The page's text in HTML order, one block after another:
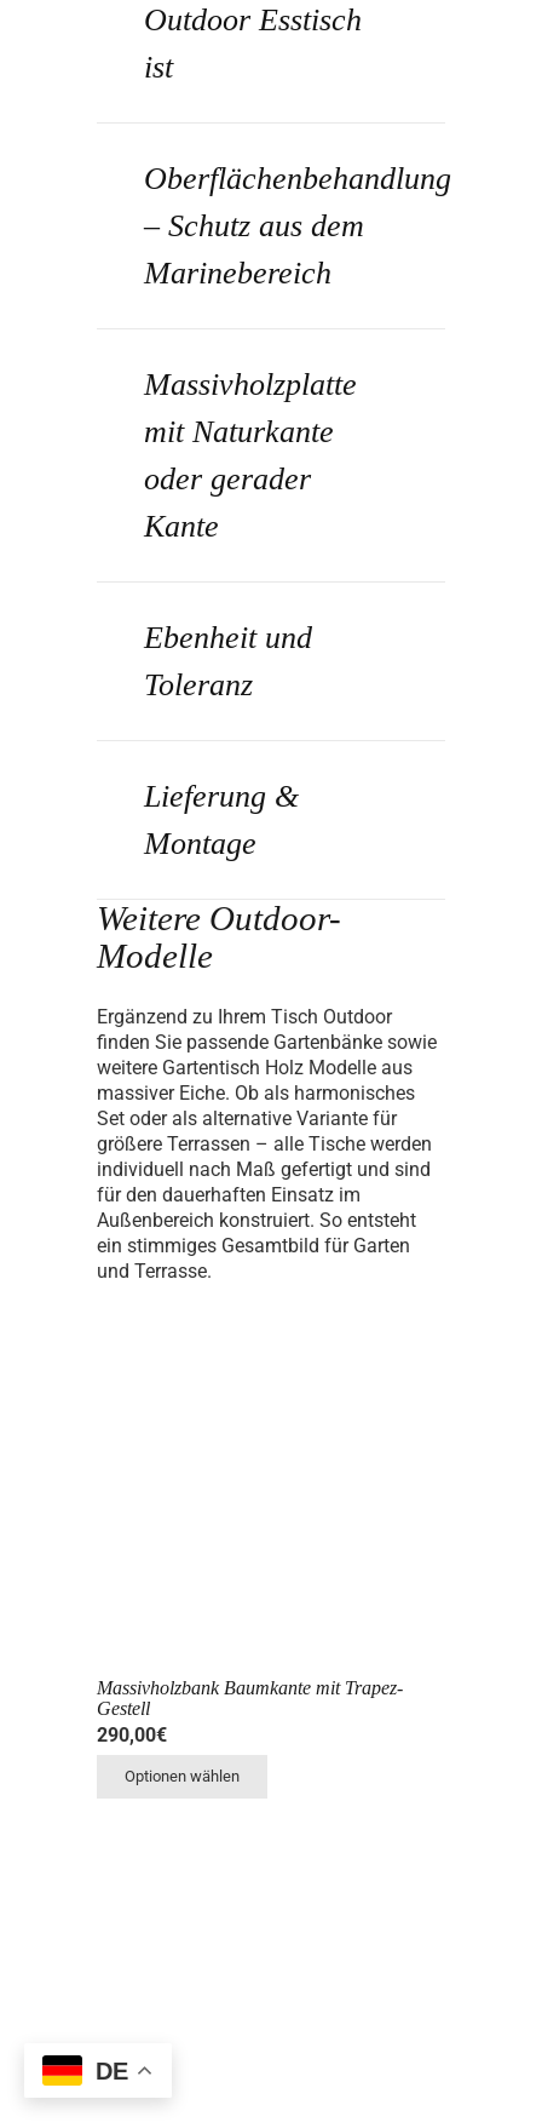
Outdoor Esstisch
ist
Oberflächenbehandlung
– Schutz aus dem
Marinebereich
Massivholzplatte
mit Naturkante
oder gerader
Kante
Ebenheit und
Toleranz
Lieferung &
Montage
Weitere Outdoor-
Modelle
Ergänzend zu Ihrem Tisch Outdoor
finden Sie passende Gartenbänke sowie
weitere Gartentisch Holz Modelle aus
massiver Eiche. Ob als harmonisches
Set oder als alternative Variante für
größere Terrassen – alle Tische werden
individuell nach Maß gefertigt und sind
für den dauerhaften Einsatz im
Außenbereich konstruiert. So entsteht
ein stimmiges Gesamtbild für Garten
und Terrasse.
Massivholzbank Baumkante mit Trapez-
Gestell
290,00€
Optionen wählen
DE